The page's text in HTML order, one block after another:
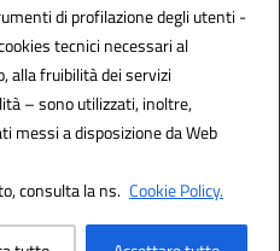
di profilazione degli utenti -
tecnici necessari al
alla fruibilità dei servizi
– sono utilizzati, inoltre,
a disposizione da Web
consulta la ns. Cookie Policy.
(IPA): istsc_tpic81600v
by 3D Solution S.r.l.
by Designers Italia